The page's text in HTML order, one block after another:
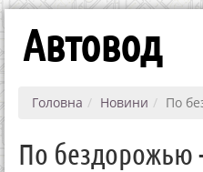
Автовод
Головна Новини По
По бездорожью